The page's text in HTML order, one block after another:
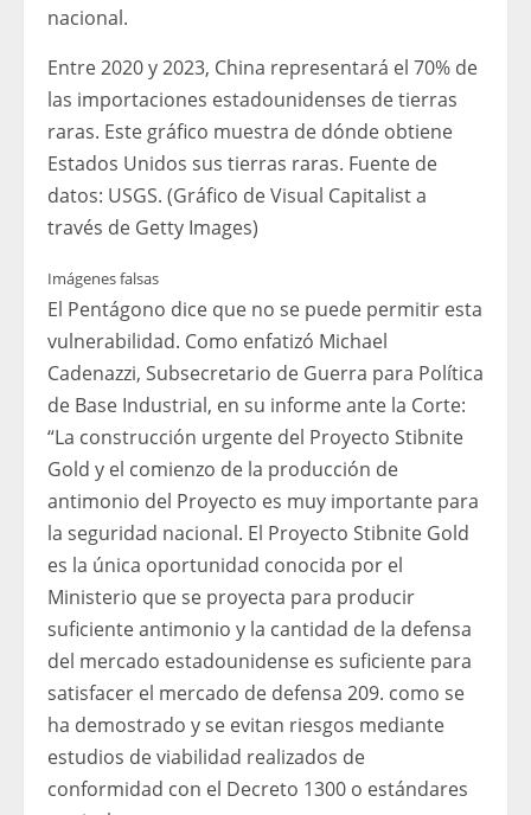
nacional.
Entre 2020 y 2023, China representará el 70% de
las importaciones estadounidenses de tierras
raras. Este gráfico muestra de dónde obtiene
Estados Unidos sus tierras raras. Fuente de
datos: USGS. (Gráfico de Visual Capitalist a
través de Getty Images)
Imágenes falsas
El Pentágono dice que no se puede permitir esta
vulnerabilidad. Como enfatizó Michael
Cadenazzi, Subsecretario de Guerra para Política
de Base Industrial, en su informe ante la Corte:
“La construcción urgente del Proyecto Stibnite
Gold y el comienzo de la producción de
antimonio del Proyecto es muy importante para
la seguridad nacional. El Proyecto Stibnite Gold
es la única oportunidad conocida por el
Ministerio que se proyecta para producir
suficiente antimonio y la cantidad de la defensa
del mercado estadounidense es suficiente para
satisfacer el mercado de defensa 209. como se
ha demostrado y se evitan riesgos mediante
estudios de viabilidad realizados de
conformidad con el Decreto 1300 o estándares